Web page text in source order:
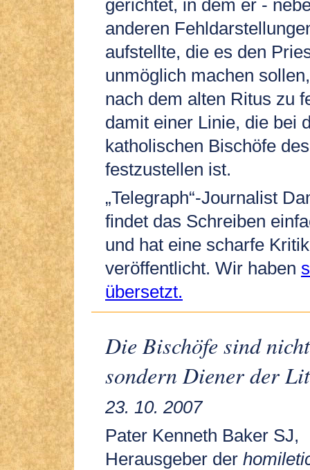
gerichtet, in dem er -
anderen
aufstellte, die es den
unmöglich machen
nach dem alten Ritus zu
damit einer Linie, die bei
katholischen Bischöfe
festzustellen ist.
„Telegraph“-Journalist
findet das Schreiben
und hat eine scharfe
veröffentlicht. Wir haben
übersetzt.
Die Bischöfe sind
sondern Diener der
23. 10. 2007
Pater Kenneth Baker SJ,
Herausgeber der